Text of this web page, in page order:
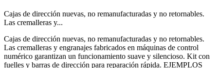
Cajas de dirección nuevas, no remanufacturadas y no retornables.
Las cremalleras y...
Cajas de dirección nuevas, no remanufacturadas y no retornables.
Las cremalleras y engranajes fabricados en máquinas de control
numérico garantizan un funcionamiento suave y silencioso. Kit con
fuelles y barras de dirección para reparación rápida. EJEMPLOS